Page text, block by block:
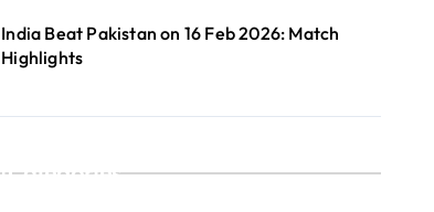
India Beat Pakistan on 16 Feb 2026: Match
Highlights
Categories